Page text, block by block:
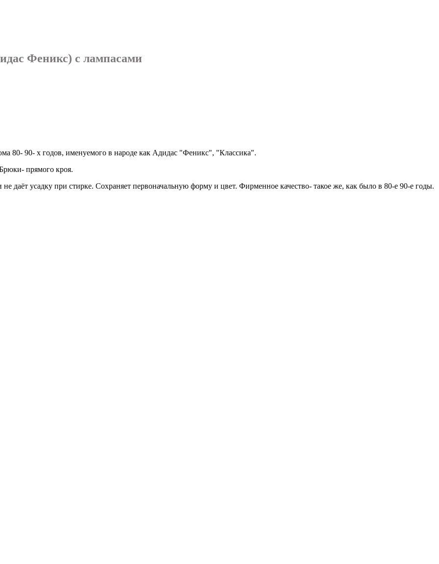
Феникс) с лампасами
80- 90- х годов, именуемого в народе как Адидас "Феникс", "Классика".
прямого кроя.
не даёт усадку при стирке. Сохраняет первоначальную форму и цвет. Фирменное качество- такое же, как было в 80-е 90-е годы.